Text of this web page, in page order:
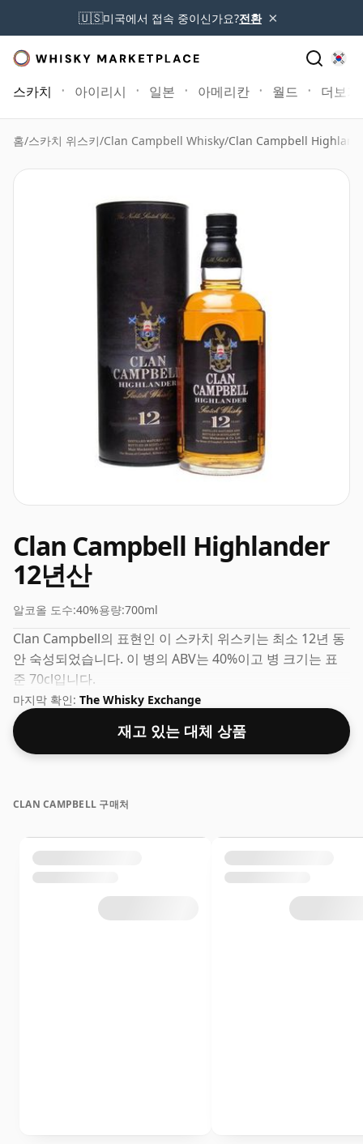
🇺🇸미국에서 접속 중이신가요?전환 ×
스카치 아이리시 일본 아메리칸 월드 더보기
홈/스카치 위스키/Clan Campbell Whisky/Clan Campbell
Clan Campbell Highlander
12년산
알코올 도수:40%용량:700ml
Clan Campbell의 표현인 이 스카치 위스키는 최소 12년 동
안 숙성되었습니다. 이 병의 ABV는 40%이고 병 크기는 표
준 70cl입니다.
마지막 확인: The Whisky Exchange
재고 있는 대체 상품
CLAN CAMPBELL 구매처